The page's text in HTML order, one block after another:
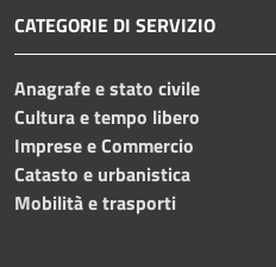
CATEGORIE DI SERVIZIO
Anagrafe e stato civile
Cultura e tempo libero
Imprese e Commercio
Catasto e urbanistica
Mobilità e trasporti